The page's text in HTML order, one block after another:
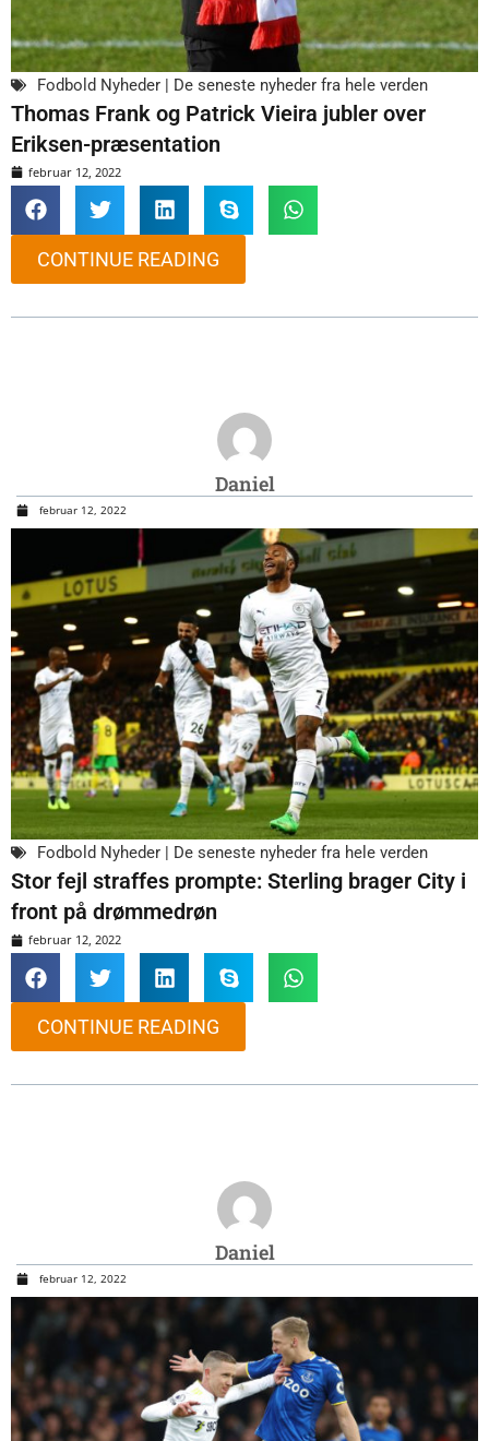
Fodbold Nyheder | De seneste nyheder fra hele verden
Thomas Frank og Patrick Vieira jubler over
Eriksen-præsentation
februar 12, 2022
CONTINUE READING
Daniel
februar 12, 2022
Fodbold Nyheder | De seneste nyheder fra hele verden
Stor fejl straffes prompte: Sterling brager City i
front på drømmedrøn
februar 12, 2022
CONTINUE READING
Daniel
februar 12, 2022